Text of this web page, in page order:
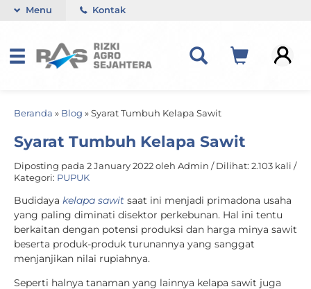
Menu Kontak
Beranda » Blog » Syarat Tumbuh Kelapa Sawit
Syarat Tumbuh Kelapa Sawit
Diposting pada 2 January 2022 oleh Admin / Dilihat: 2.103 kali /
Kategori: PUPUK
Budidaya kelapa sawit saat ini menjadi primadona usaha
yang paling diminati disektor perkebunan. Hal ini tentu
berkaitan dengan potensi produksi dan harga minya sawit
beserta produk-produk turunannya yang sanggat
menjanjikan nilai rupiahnya.
Seperti halnya tanaman yang lainnya kelapa sawit juga